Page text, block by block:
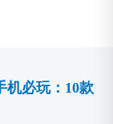
机必玩：10款